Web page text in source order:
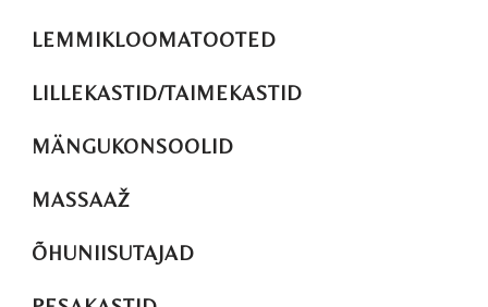
LEMMIKLOOMATOOTED
LILLEKASTID/TAIMEKASTID
MÄNGUKONSOOLID
MASSAAŽ
ÕHUNIISUTAJAD